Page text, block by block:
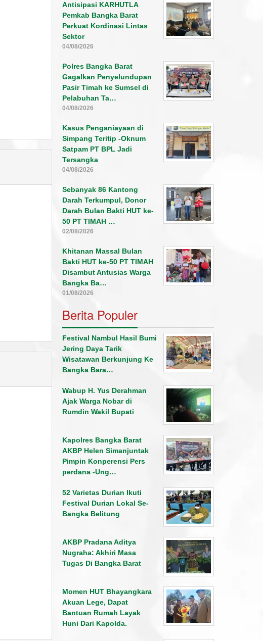
Antisipasi KARHUTLA
Pemkab Bangka Barat
Perkuat Kordinasi Lintas
Sektor
04/08/2026
Polres Bangka Barat
Gagalkan Penyelundupan
Pasir Timah ke Sumsel di
Pelabuhan Ta…
04/08/2026
Kasus Penganiayaan di
Simpang Teritip -Oknum
Satpam PT BPL Jadi
Tersangka
04/08/2026
Sebanyak 86 Kantong
Darah Terkumpul, Donor
Darah Bulan Bakti HUT ke-
50 PT TIMAH …
02/08/2026
Khitanan Massal Bulan
Bakti HUT ke-50 PT TIMAH
Disambut Antusias Warga
Bangka Ba…
01/08/2026
Berita Populer
Festival Nambul Hasil Bumi
Jering Daya Tarik
Wisatawan Berkunjung Ke
Bangka Bara…
Wabup H. Yus Derahman
Ajak Warga Nobar di
Rumdin Wakil Bupati
Kapolres Bangka Barat
AKBP Helen Simanjuntak
Pimpin Konperensi Pers
perdana -Ung…
52 Varietas Durian Ikuti
Festival Durian Lokal Se-
Bangka Belitung
AKBP Pradana Aditya
Nugraha: Akhiri Masa
Tugas Di Bangka Barat
Momen HUT Bhayangkara
Akuan Lege, Dapat
Bantuan Rumah Layak
Huni Dari Kapolda.